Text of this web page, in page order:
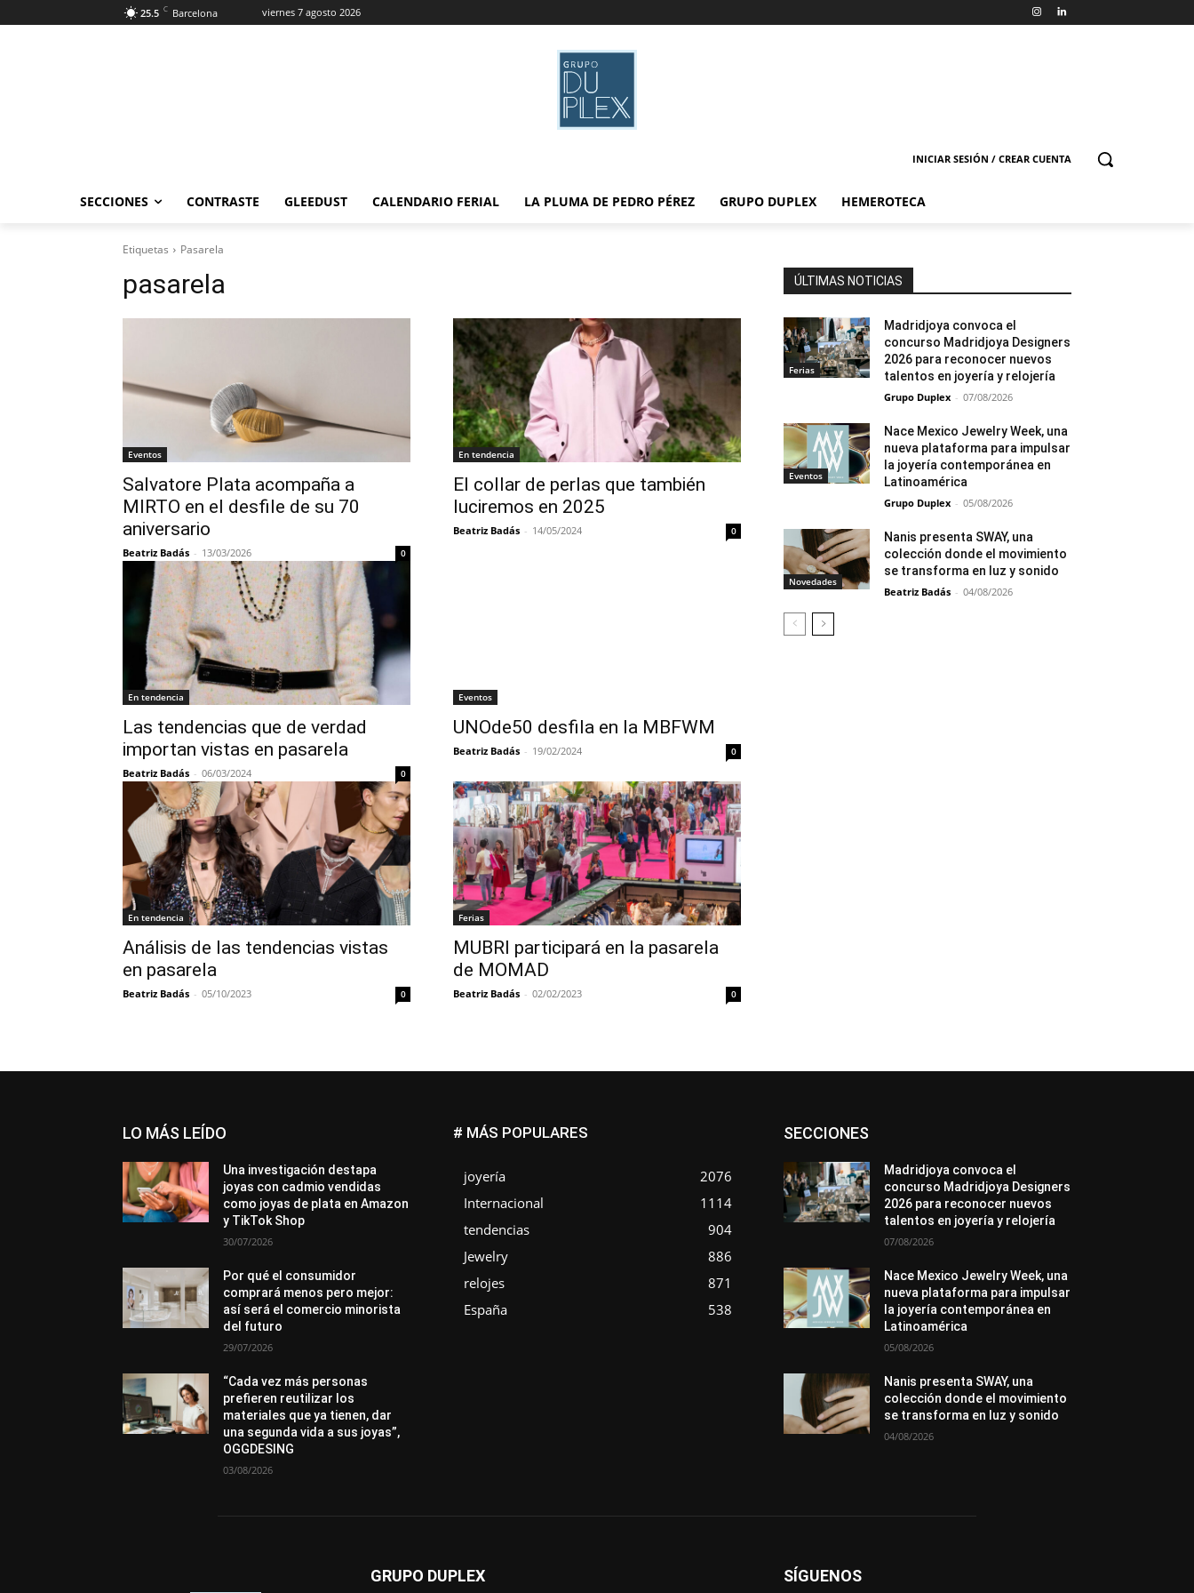
25.5 C Barcelona viernes 7 agosto 2026
INICIAR SESIÓN / CREAR CUENTA
SECCIONES CONTRASTE GLEEDUST CALENDARIO FERIAL LA PLUMA DE PEDRO PÉREZ GRUPO DUPLEX HEMEROTECA
Etiquetas Pasarela
pasarela
Eventos
Salvatore Plata acompaña a
MIRTO en el desfile de su 70
aniversario
Beatriz Badás - 13/03/2026 0
En tendencia
El collar de perlas que también
luciremos en 2025
Beatriz Badás - 14/05/2024 0
En tendencia
Las tendencias que de verdad
importan vistas en pasarela
Beatriz Badás - 06/03/2024 0
Eventos
UNOde50 desfila en la MBFWM
Beatriz Badás - 19/02/2024 0
En tendencia
Análisis de las tendencias vistas
en pasarela
Beatriz Badás - 05/10/2023 0
Ferias
MUBRI participará en la pasarela
de MOMAD
Beatriz Badás - 02/02/2023 0
ÚLTIMAS NOTICIAS
Ferias
Madridjoya convoca el
concurso Madridjoya Designers
2026 para reconocer nuevos
talentos en joyería y relojería
Grupo Duplex - 07/08/2026
Eventos
Nace Mexico Jewelry Week, una
nueva plataforma para impulsar
la joyería contemporánea en
Latinoamérica
Grupo Duplex - 05/08/2026
Novedades
Nanis presenta SWAY, una
colección donde el movimiento
se transforma en luz y sonido
Beatriz Badás - 04/08/2026
LO MÁS LEÍDO
Una investigación destapa
joyas con cadmio vendidas
como joyas de plata en Amazon
y TikTok Shop
30/07/2026
Por qué el consumidor
comprará menos pero mejor:
así será el comercio minorista
del futuro
29/07/2026
“Cada vez más personas
prefieren reutilizar los
materiales que ya tienen, dar
una segunda vida a sus joyas”,
OGGDESING
03/08/2026
# MÁS POPULARES
joyería
2076
Internacional
1114
tendencias
904
Jewelry
886
relojes
871
España
538
SECCIONESAsociaciones
En tendencia
In memoriam
La Pluma de Pedro Pérez
México
Mundo Técnico
Novedades
Opiniones
Perspectiva
Premios
Secciones
Sin categoría
Sucesos
Madridjoya convoca el
concurso Madridjoya Designers
2026 para reconocer nuevos
talentos en joyería y relojería
07/08/2026
Nace Mexico Jewelry Week, una
nueva plataforma para impulsar
la joyería contemporánea en
Latinoamérica
05/08/2026
Nanis presenta SWAY, una
colección donde el movimiento
se transforma en luz y sonido
04/08/2026
GRUPO DUPLEX SÍGUENOS